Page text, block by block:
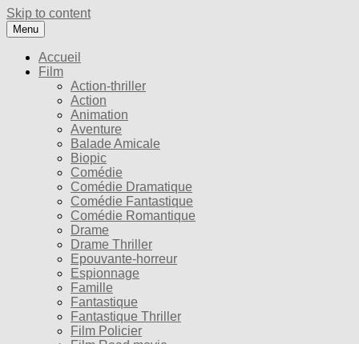
Skip to content
Menu
Accueil
Film
Action-thriller
Action
Animation
Aventure
Balade Amicale
Biopic
Comédie
Comédie Dramatique
Comédie Fantastique
Comédie Romantique
Drame
Drame Thriller
Epouvante-horreur
Espionnage
Famille
Fantastique
Fantastique Thriller
Film Policier